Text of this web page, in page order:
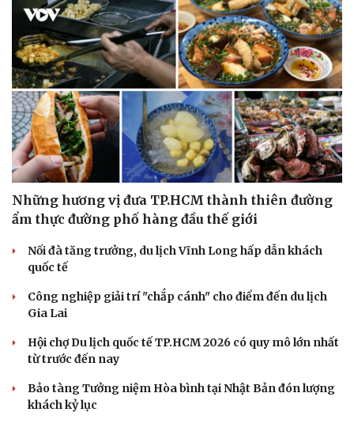
Những hương vị đưa TP.HCM thành thiên đường
ẩm thực đường phố hàng đầu thế giới
Nối đà tăng trưởng, du lịch Vĩnh Long hấp dẫn khách
quốc tế
Công nghiệp giải trí "chắp cánh" cho điểm đến du lịch
Gia Lai
Hội chợ Du lịch quốc tế TP.HCM 2026 có quy mô lớn nhất
từ trước đến nay
Bảo tàng Tưởng niệm Hòa bình tại Nhật Bản đón lượng
khách kỷ lục